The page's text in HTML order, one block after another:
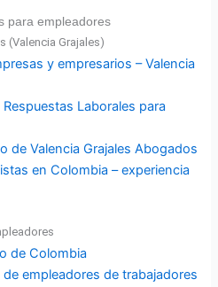
para empleadores
(Valencia Grajales)
y empresarios – Valencia
Laborales para
de Valencia Grajales Abogados
en Colombia – experiencia
de Colombia
empleadores de trabajadores